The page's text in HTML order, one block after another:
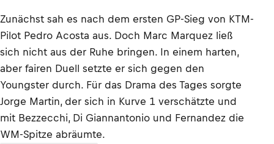
Zunächst sah es nach dem ersten GP-Sieg von KTM-
Pilot Pedro Acosta aus. Doch Marc Marquez ließ
sich nicht aus der Ruhe bringen. In einem harten,
aber fairen Duell setzte er sich gegen den
Youngster durch. Für das Drama des Tages sorgte
Jorge Martin, der sich in Kurve 1 verschätzte und
mit Bezzecchi, Di Giannantonio und Fernandez die
WM-Spitze abräumte.